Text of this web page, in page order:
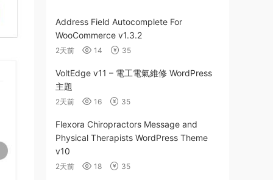
Address Field Autocomplete For
WooCommerce v1.3.2
2天前 14 35
VoltEdge v11 – 電工電氣維修 WordPress
主題
2天前 16 35
Flexora Chiropractors Message and
Physical Therapists WordPress Theme
v10
2天前 18 35